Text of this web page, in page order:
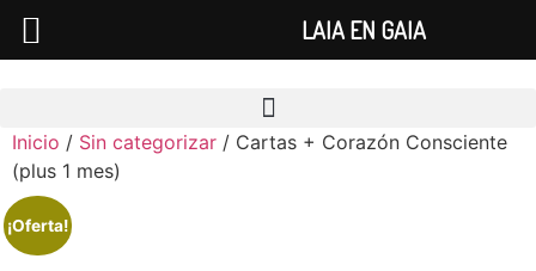
Inicio / Sin categorizar / Cartas + Corazón Consciente
(plus 1 mes)
¡Oferta!
LAIA EN GAIA